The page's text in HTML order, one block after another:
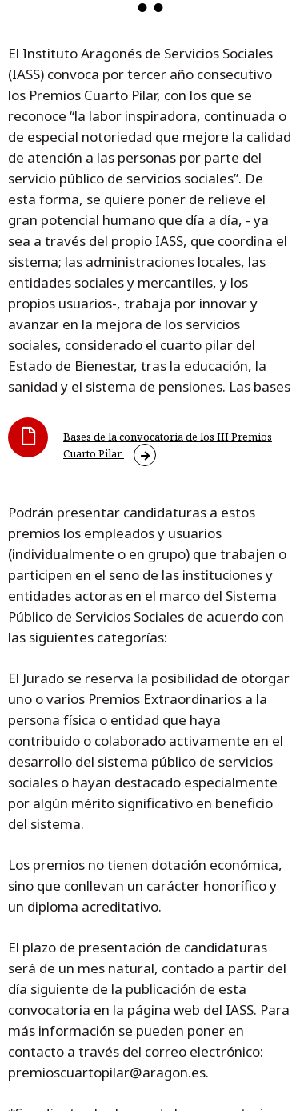
El Instituto Aragonés de Servicios Sociales
(IASS) convoca por tercer año consecutivo
los Premios Cuarto Pilar, con los que se
reconoce “la labor inspiradora, continuada o
de especial notoriedad que mejore la calidad
de atención a las personas por parte del
servicio público de servicios sociales”. De
esta forma, se quiere poner de relieve el
gran potencial humano que día a día, - ya
sea a través del propio IASS, que coordina el
sistema; las administraciones locales, las
entidades sociales y mercantiles, y los
propios usuarios-, trabaja por innovar y
avanzar en la mejora de los servicios
sociales, considerado el cuarto pilar del
Estado de Bienestar, tras la educación, la
sanidad y el sistema de pensiones. Las bases
Bases de la convocatoria de los III Premios
Cuarto Pilar
Podrán presentar candidaturas a estos
premios los empleados y usuarios
(individualmente o en grupo) que trabajen o
participen en el seno de las instituciones y
entidades actoras en el marco del Sistema
Público de Servicios Sociales de acuerdo con
las siguientes categorías:
El Jurado se reserva la posibilidad de otorgar
uno o varios Premios Extraordinarios a la
persona física o entidad que haya
contribuido o colaborado activamente en el
desarrollo del sistema público de servicios
sociales o hayan destacado especialmente
por algún mérito significativo en beneficio
del sistema.
Los premios no tienen dotación económica,
sino que conllevan un carácter honorífico y
un diploma acreditativo.
El plazo de presentación de candidaturas
será de un mes natural, contado a partir del
día siguiente de la publicación de esta
convocatoria en la página web del IASS. Para
más información se pueden poner en
contacto a través del correo electrónico:
premioscuartopilar@aragon.es.